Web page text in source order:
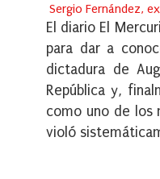
Sergio Fernández,
El diario El
para dar a
dictadura de
República y,
como uno de los
violó